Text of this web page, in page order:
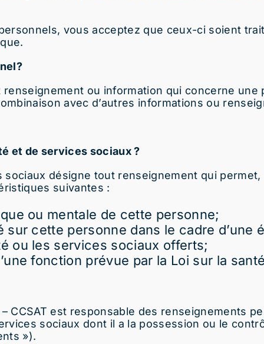
vous acceptez que ceux-ci soient
ou information qui concerne
avec d’autres informations ou
et de services sociaux ?
désigne tout renseignement qui
suivantes :
ou mentale de cette personne;
cette personne dans le cadre d’une
ou les services sociaux offerts;
fonction prévue par la Loi sur la
CCSAT est responsable des renseignements
sociaux dont il a la possession ou le
»).